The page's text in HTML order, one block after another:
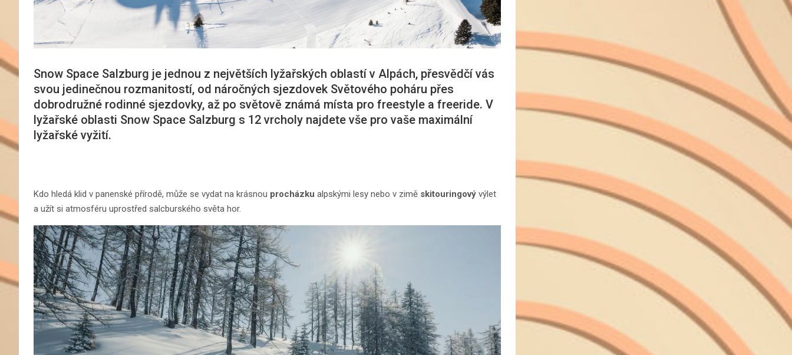
Snow Space Salzburg je jednou z největších lyžařských oblastí v Alpách, přesvědčí vás
svou jedinečnou rozmanitostí, od náročných sjezdovek Světového poháru přes
dobrodružné rodinné sjezdovky, až po světově známá místa pro freestyle a freeride. V
lyžařské oblasti Snow Space Salzburg s 12 vrcholy najdete vše pro vaše maximální
lyžařské vyžití.
Kdo hledá klid v panenské přírodě, může se vydat na krásnou procházku alpskými lesy nebo v zimě skitouringový výlet
a užít si atmosféru uprostřed salcburského světa hor.